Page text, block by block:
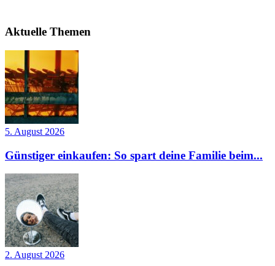
Aktuelle Themen
5. August 2026
Günstiger einkaufen: So spart deine Familie beim...
2. August 2026